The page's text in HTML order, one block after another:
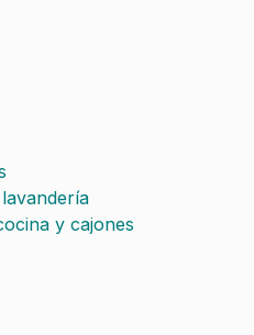
y cajones